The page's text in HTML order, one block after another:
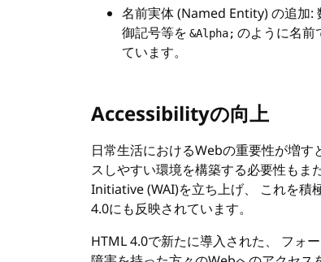
名前実体 (Named Entity) の追加:
御記号等を &Alpha; のように名前
ています。
Accessibilityの向上
日常生活におけるWebの重要性が増
スしやすい環境を構築する必要性もま
Initiative (WAI)を立ち上げ、 これを積
4.0にも反映されています。
HTML4.0で新たに導入された、 フォ